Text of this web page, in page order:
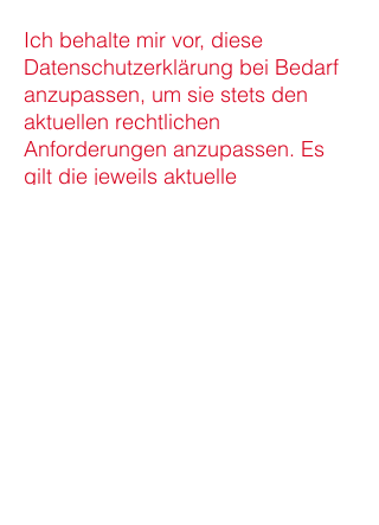
Ich behalte mir vor, diese
Datenschutzerklärung bei Bedarf
anzupassen, um sie stets den
aktuellen rechtlichen
Anforderungen anzupassen. Es
gilt die jeweils aktuelle